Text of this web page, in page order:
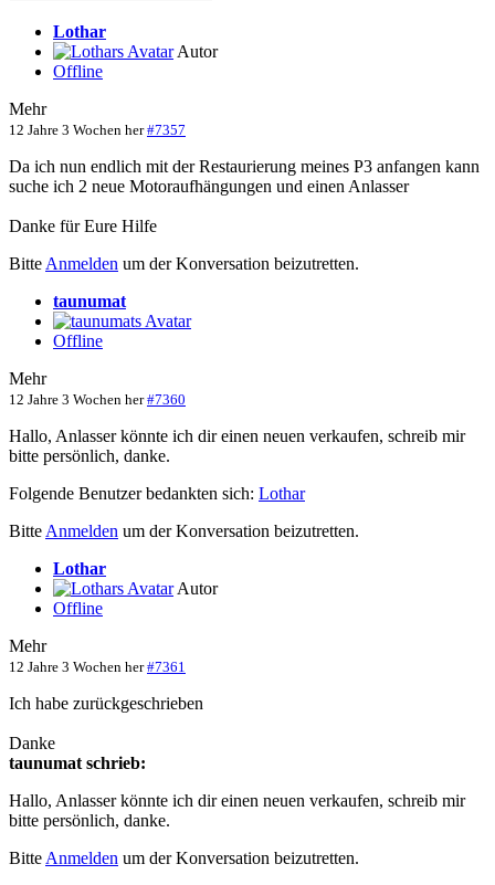
Lothar
Autor
Offline
Mehr
12 Jahre 3 Wochen her #7357
Da ich nun endlich mit der Restaurierung meines P3 anfangen kann
suche ich 2 neue Motoraufhängungen und einen Anlasser
Danke für Eure Hilfe
Bitte Anmelden um der Konversation beizutretten.
taunumat
Offline
Mehr
12 Jahre 3 Wochen her #7360
Hallo, Anlasser könnte ich dir einen neuen verkaufen, schreib mir
bitte persönlich, danke.
Folgende Benutzer bedankten sich: Lothar
Bitte Anmelden um der Konversation beizutretten.
Lothar
Autor
Offline
Mehr
12 Jahre 3 Wochen her #7361
Ich habe zurückgeschrieben
Danke
taunumat schrieb:
Hallo, Anlasser könnte ich dir einen neuen verkaufen, schreib mir
bitte persönlich, danke.
Bitte Anmelden um der Konversation beizutretten.